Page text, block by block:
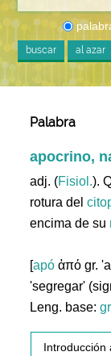
buscar al azar
Palabra
apocrino,
adj. (Fisiol.).
rotura del
encima de su
[apó ἀπό gr.
'segregar'
Leng. base:
Introducción